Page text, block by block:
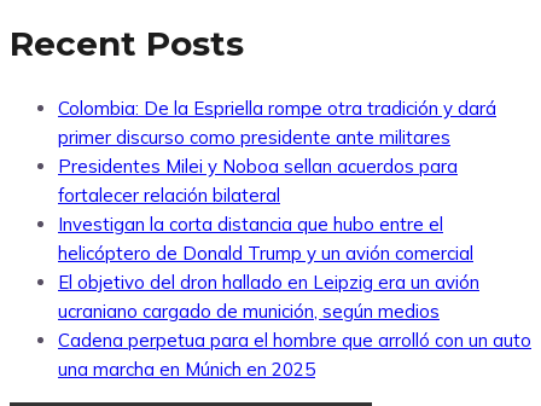
Recent Posts
Colombia: De la Espriella rompe otra tradición y dará
primer discurso como presidente ante militares
Presidentes Milei y Noboa sellan acuerdos para
fortalecer relación bilateral
Investigan la corta distancia que hubo entre el
helicóptero de Donald Trump y un avión comercial
El objetivo del dron hallado en Leipzig era un avión
ucraniano cargado de munición, según medios
Cadena perpetua para el hombre que arrolló con un auto
una marcha en Múnich en 2025